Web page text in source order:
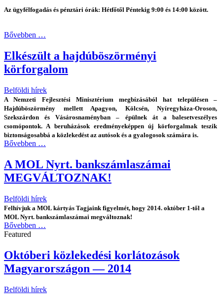
Az ügyfélfogadás és pénztári órák: Hétfőtől Péntekig 9:00 és 14:00 között.
Bővebben …
Elkészült a hajdúböszörményi
körforgalom
Belföldi hírek
A Nemzeti Fejlesztési Minisztérium megbízásából hat településen –
Hajdúböszörmény mellett Apagyon, Kölcsén, Nyíregyháza-Oroson,
Szekszárdon és Vásárosnaményban – épülnek át a balesetveszélyes
csomópontok. A beruházások eredményeképpen új körforgalmak teszik
biztonságosabbá a közlekedést az autósok és a gyalogosok számára is.
Bővebben …
A MOL Nyrt. bankszámlaszámai
MEGVÁLTOZNAK!
Belföldi hírek
Felhívjuk a MOL kártyás Tagjaink figyelmét, hogy 2014. október 1-től a
MOL Nyrt. bankszámlaszámai megváltoznak!
Bővebben …
Featured
Októberi közlekedési korlátozások
Magyarországon — 2014
Belföldi hírek